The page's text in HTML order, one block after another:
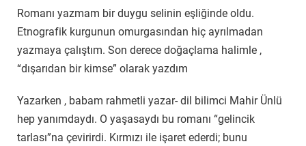
Romanı yazmam bir duygu selinin eşliğinde oldu.
Etnografik kurgunun omurgasından hiç ayrılmadan
yazmaya çalıştım. Son derece doğaçlama halimle ,
“dışarıdan bir kimse” olarak yazdım
Yazarken , babam rahmetli yazar- dil bilimci Mahir Ünlü
hep yanımdaydı. O yaşasaydı bu romanı “gelincik
tarlası”na çevirirdi. Kırmızı ile işaret ederdi; bunu